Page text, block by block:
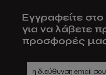
Εγγραφείτε
για να λάβετε
προσφορές